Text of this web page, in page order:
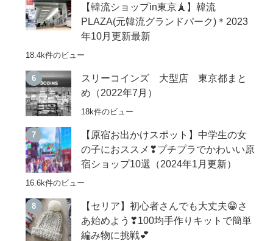
【韓流ショップin東京🗼】韓流
PLAZA(元韓流グランドパーク)＊2023
年10月更新最新
18.4k件のビュー
スリーコインズ 大型店 東京都まと
め（2022年7月）
18k件のビュー
【原宿お出かけスポット】中学生の女
の子におススメ❣プチプラでかわいい原
宿ショップ10選（2024年1月更新）
16.6k件のビュー
【セリア】初心者さんでも大丈夫😁さ
あ始めよう❣100均手作りキットで簡単
編み物に挑戦💕